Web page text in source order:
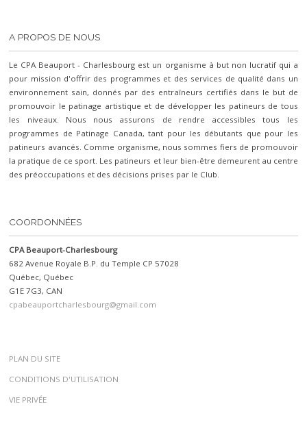
A PROPOS DE NOUS
Le CPA Beauport - Charlesbourg est un organisme à but non lucratif qui a
pour mission d'offrir des programmes et des services de qualité dans un
environnement sain, donnés par des entraîneurs certifiés dans le but de
promouvoir le patinage artistique et de développer les patineurs de tous
les niveaux. Nous nous assurons de rendre accessibles tous les
programmes de Patinage Canada, tant pour les débutants que pour les
patineurs avancés. Comme organisme, nous sommes fiers de promouvoir
la pratique de ce sport. Les patineurs et leur bien-être demeurent au centre
des préoccupations et des décisions prises par le Club.
COORDONNÉES
CPA Beauport-Charlesbourg
682 Avenue Royale B.P. du Temple CP 57028
Québec, Québec
G1E 7G3, CAN
cpabeauportcharlesbourg@gmail.com
PLAN DU SITE
CONDITIONS D'UTILISATION
VIE PRIVÉE